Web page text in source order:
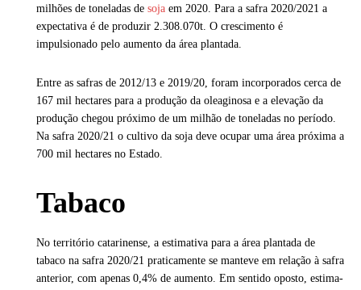
milhões de toneladas de soja em 2020. Para a safra 2020/2021 a
expectativa é de produzir 2.308.070t. O crescimento é
impulsionado pelo aumento da área plantada.
Entre as safras de 2012/13 e 2019/20, foram incorporados cerca de
167 mil hectares para a produção da oleaginosa e a elevação da
produção chegou próximo de um milhão de toneladas no período.
Na safra 2020/21 o cultivo da soja deve ocupar uma área próxima a
700 mil hectares no Estado.
Tabaco
No território catarinense, a estimativa para a área plantada de
tabaco na safra 2020/21 praticamente se manteve em relação à safra
anterior, com apenas 0,4% de aumento. Em sentido oposto, estima-